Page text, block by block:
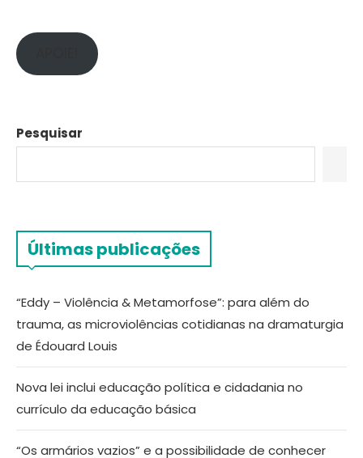
Pesquisar
Últimas publicações
“Eddy – Violência & Metamorfose”: para além do
trauma, as microviolências cotidianas na dramaturgia
de Édouard Louis
Nova lei inclui educação política e cidadania no
currículo da educação básica
“Os armários vazios” e a possibilidade de conhecer